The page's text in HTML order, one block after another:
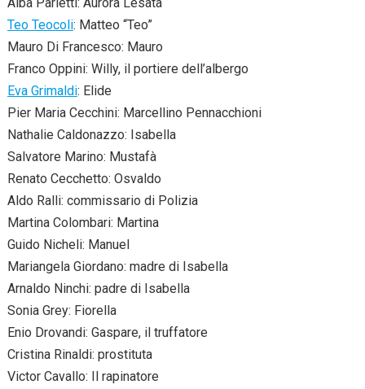
Teo Teocoli: Matteo “Teo”
Mauro Di Francesco: Mauro
Franco Oppini: Willy, il portiere dell’albergo
Eva Grimaldi: Elide
Pier Maria Cecchini: Marcellino Pennacchioni
Nathalie Caldonazzo: Isabella
Salvatore Marino: Mustafà
Renato Cecchetto: Osvaldo
Aldo Ralli: commissario di Polizia
Martina Colombari: Martina
Guido Nicheli: Manuel
Mariangela Giordano: madre di Isabella
Arnaldo Ninchi: padre di Isabella
Sonia Grey: Fiorella
Enio Drovandi: Gaspare, il truffatore
Cristina Rinaldi: prostituta
Victor Cavallo: Il rapinatore